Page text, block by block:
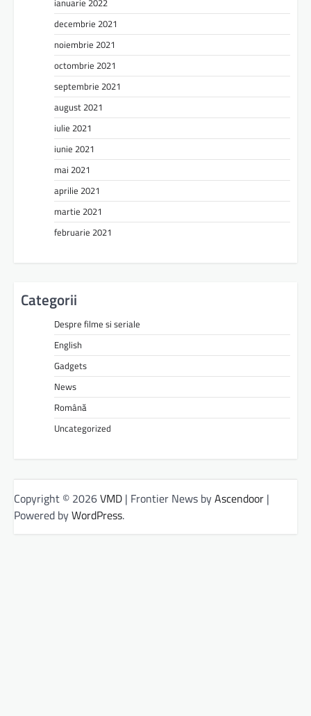
decembrie 2021
noiembrie 2021
octombrie 2021
septembrie 2021
august 2021
iulie 2021
iunie 2021
mai 2021
aprilie 2021
martie 2021
februarie 2021
Categorii
Despre filme si seriale
English
Gadgets
News
Română
Uncategorized
Copyright © 2026VMD | Frontier News byAscendoor |
Powered byWordPress.